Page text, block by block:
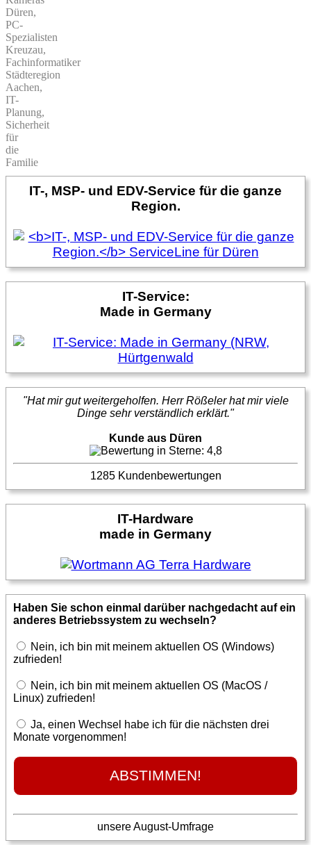
Düren,
PC-
Spezialisten
Kreuzau,
Fachinformatiker
Städteregion
Aachen,
IT-
Planung,
Sicherheit
für
die
Familie
IT-, MSP- und EDV-Service für die ganze
Region.
IT-Service:
Made in Germany
"Hat mir gut weitergeholfen. Herr Rößeler hat mir viele
Dinge sehr verständlich erklärt."
Kunde aus Düren
1285 Kundenbewertungen
IT-Hardware
made in Germany
Haben Sie schon einmal darüber nachgedacht auf ein
anderes Betriebssystem zu wechseln?
Nein, ich bin mit meinem aktuellen OS (Windows)
zufrieden!
Nein, ich bin mit meinem aktuellen OS (MacOS /
Linux) zufrieden!
Ja, einen Wechsel habe ich für die nächsten drei
Monate vorgenommen!
unsere August-Umfrage